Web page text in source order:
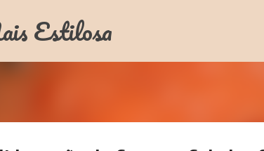
Estilosa